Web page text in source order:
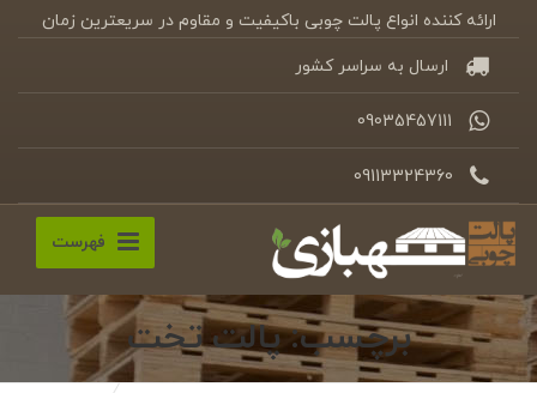
ارائه کننده انواع پالت چوبی باکیفیت و مقاوم در سریعترین زمان
ارسال به سراسر کشور
09035457111
09113324360
فهرست
برچسب: پالت تخت